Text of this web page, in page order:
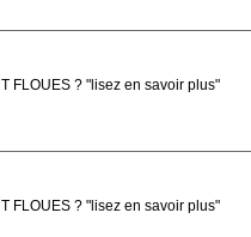
FLOUES ? "lisez en savoir plus"
FLOUES ? "lisez en savoir plus"